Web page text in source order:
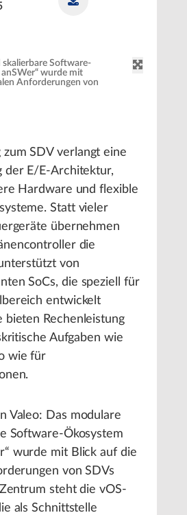
skalierbare Software-
wurde mit
Anforderungen von
zum SDV verlangt eine
der E/E-Architektur,
Hardware und flexible
Statt vieler
übernehmen
die
von
SoCs, die speziell für
entwickelt
bieten Rechenleistung
Aufgaben wie
wie für
Valeo: Das modulare
Software-Ökosystem
wurde mit Blick auf die
von SDVs
steht die vOS-
als Schnittstelle